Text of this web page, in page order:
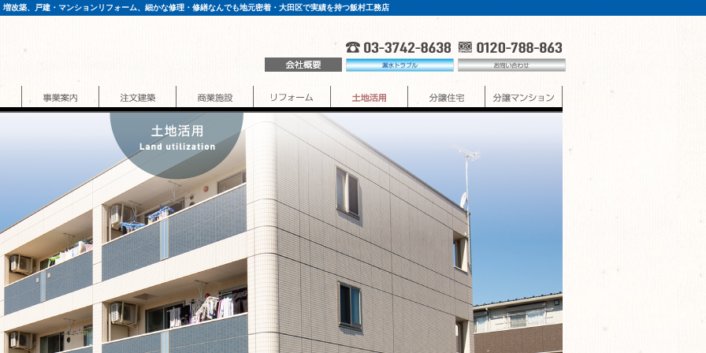
増改築、戸建・マンションリフォーム、細かな修理・修繕なんでも地元密着・大田区で実績を持つ飯村工務店